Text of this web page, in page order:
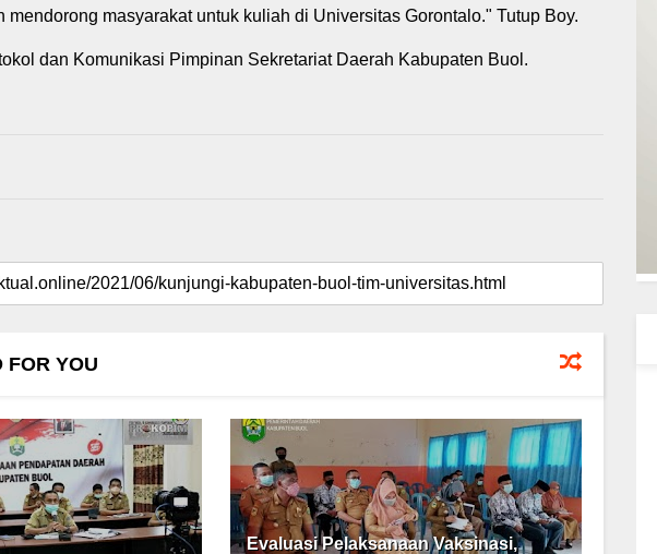
mendorong masyarakat untuk kuliah di Universitas Gorontalo." Tutup Boy.
dan Komunikasi Pimpinan Sekretariat Daerah Kabupaten Buol.
FOR YOU
Evaluasi Pelaksanaan Vaksinasi,